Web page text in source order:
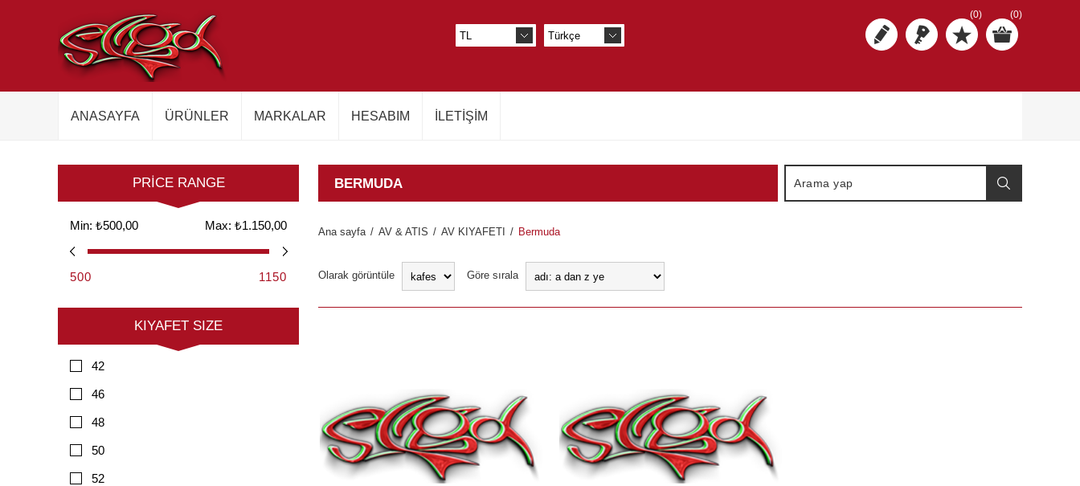
(0) (0)
ANASAYFA ÜRÜNLER MARKALAR HESABIM İLETIŞIM
BERMUDA
Ana sayfa / AV & ATIS / AV KIYAFETI / Bermuda
Olarak görüntüle Göre sırala
PRICE RANGE
Min: ₺500,00 Max: ₺1.150,00
500 1150
KIYAFET SIZE
42
46
48
50
52